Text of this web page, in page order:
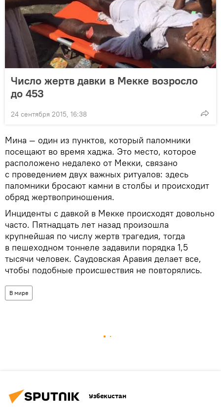
Число жертв давки в Мекке возросло
до 453
24 сентября 2015, 16:38
Мина — один из пунктов, который паломники
посещают во время хаджа. Это место, которое
расположено недалеко от Мекки, связано
с проведением двух важных ритуалов: здесь
паломники бросают камни в столбы и происходит
обряд жертвоприношения.
Инциденты с давкой в Мекке происходят довольно
часто. Пятнадцать лет назад произошла
крупнейшая по числу жертв трагедия, тогда
в пешеходном тоннеле задавили порядка 1,5
тысячи человек. Саудовская Аравия делает все,
чтобы подобные происшествия не повторялись.
В мире
Узбекистан